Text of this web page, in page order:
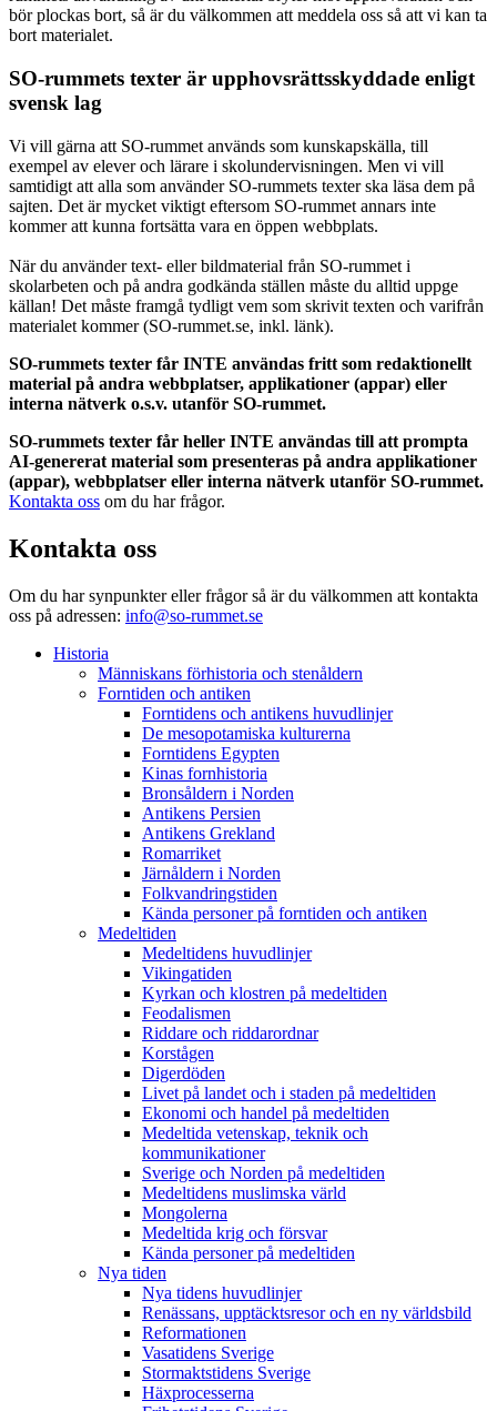
bör plockas bort, så är du välkommen att meddela oss så att vi kan ta
bort materialet.
SO-rummets texter är upphovsrättsskyddade enligt
svensk lag
Vi vill gärna att SO-rummet används som kunskapskälla, till
exempel av elever och lärare i skolundervisningen. Men vi vill
samtidigt att alla som använder SO-rummets texter ska läsa dem på
sajten. Det är mycket viktigt eftersom SO-rummet annars inte
kommer att kunna fortsätta vara en öppen webbplats.
När du använder text- eller bildmaterial från SO-rummet i
skolarbeten och på andra godkända ställen måste du alltid uppge
källan! Det måste framgå tydligt vem som skrivit texten och varifrån
materialet kommer (SO-rummet.se, inkl. länk).
SO-rummets texter får INTE användas fritt som redaktionellt
material på andra webbplatser, applikationer (appar) eller
interna nätverk o.s.v. utanför SO-rummet.
SO-rummets texter får heller INTE användas till att prompta
AI-genererat material som presenteras på andra applikationer
(appar), webbplatser eller interna nätverk utanför SO-rummet.
Kontakta oss om du har frågor.
Kontakta oss
Om du har synpunkter eller frågor så är du välkommen att kontakta
oss på adressen: info@so-rummet.se
Historia
Människans förhistoria och stenåldern
Forntiden och antiken
Forntidens och antikens huvudlinjer
De mesopotamiska kulturerna
Forntidens Egypten
Kinas fornhistoria
Bronsåldern i Norden
Antikens Persien
Antikens Grekland
Romarriket
Järnåldern i Norden
Folkvandringstiden
Kända personer på forntiden och antiken
Medeltiden
Medeltidens huvudlinjer
Vikingatiden
Kyrkan och klostren på medeltiden
Feodalismen
Riddare och riddarordnar
Korstågen
Digerdöden
Livet på landet och i staden på medeltiden
Ekonomi och handel på medeltiden
Medeltida vetenskap, teknik och
kommunikationer
Sverige och Norden på medeltiden
Medeltidens muslimska värld
Mongolerna
Medeltida krig och försvar
Kända personer på medeltiden
Nya tiden
Nya tidens huvudlinjer
Renässans, upptäcktsresor och en ny världsbild
Reformationen
Vasatidens Sverige
Stormaktstidens Sverige
Häxprocesserna